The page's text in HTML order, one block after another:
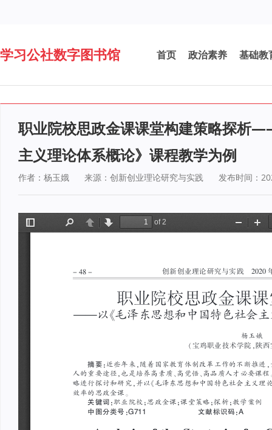
学习公社数字图书馆 首页 政治素养 基础教
职业院校思政金课课堂构建策略探析
主义理论体系概论》课程教学为例
作者：杨玉娥 来源：创新创业理论研究与实践 发布时间：